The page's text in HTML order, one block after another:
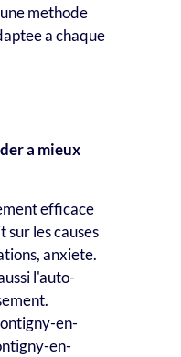
methode
a chaque
a mieux
efficace
sur les causes
anxiete.
l'auto-
en-
en-